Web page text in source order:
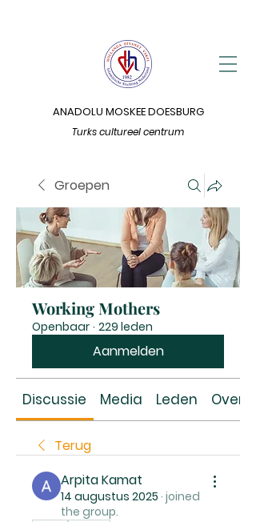
Turks cultureel centrum
ANADOLU MOSKEE DOESBURG
Groepen
Working Mothers
Openbaar · 229 leden
Aanmelden
Discussie Media Leden Over
Terug
Arpita Kamat
14 augustus 2025 · joined
the group.